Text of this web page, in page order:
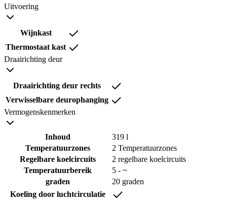
Uitvoering
Wijnkast
Thermostaat kast
Draairichting deur
Draairichting deur rechts
Verwisselbare deurophanging
Vermogenskenmerken
Inhoud
319 l
Temperatuurzones
2 Temperatuurzones
Regelbare koelcircuits
2 regelbare koelcircuits
Temperatuurbereik
5 - ~
graden
20 graden
Koeling door luchtcirculatie